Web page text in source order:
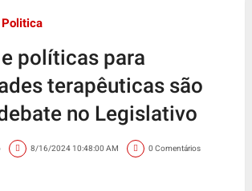
Politica
políticas para
terapêuticas são
no Legislativo
8/16/2024 10:48:00 AM 0 Comentários